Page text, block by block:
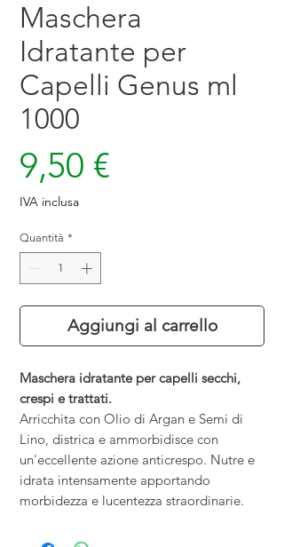
Maschera
Idratante per
Capelli Genus ml
1000
9,50 €
IVA inclusa
Quantità *
Aggiungi al carrello
Maschera idratante per capelli secchi,
crespi e trattati.
Arricchita con Olio di Argan e Semi di
Lino, districa e ammorbidisce con
un'eccellente azione anticrespo. Nutre e
idrata intensamente apportando
morbidezza e lucentezza straordinarie.